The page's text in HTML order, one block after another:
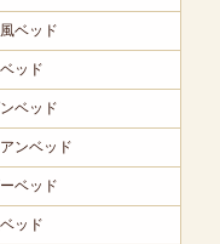
ベッド
ッド
ベッド
ンベッド
ベッド
ッド